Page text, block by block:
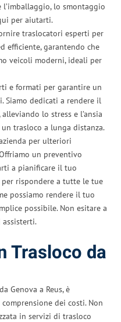
lo smontaggio
per aiutarti.
traslocatori esperti per
efficiente, garantendo che
veicoli moderni, ideali per
e formati per garantire un
Siamo dedicati a rendere il
lo stress e l’ansia
trasloco a lunga distanza.
per ulteriori
un preventivo
a pianificare il tuo
rispondere a tutte le tue
possiamo rendere il tuo
possibile. Non esitare a
assisterti.
Trasloco da
Genova a Reus, è
dei costi. Non
in servizi di trasloco